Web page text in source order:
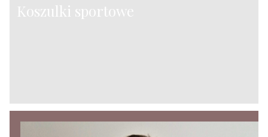
Koszulki sportowe